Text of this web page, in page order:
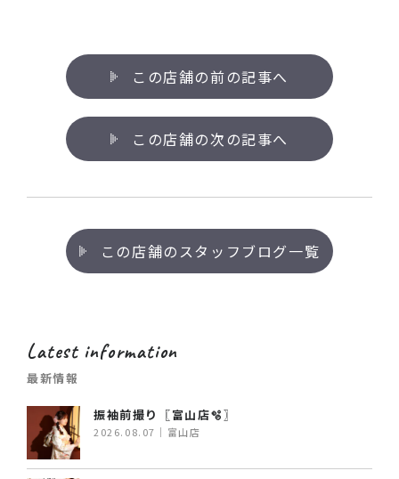
この店舗の前の記事へ
この店舗の次の記事へ
この店舗のスタッフブログ一覧
Latest information
最新情報
振袖前撮り〖富山店🫧〗
2026.08.07｜富山店